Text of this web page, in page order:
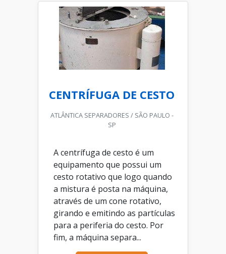
CENTRÍFUGA DE CESTO
ATLÂNTICA SEPARADORES / SÃO PAULO -
SP
A centrífuga de cesto é um
equipamento que possui um
cesto rotativo que logo quando
a mistura é posta na máquina,
através de um cone rotativo,
girando e emitindo as partículas
para a periferia do cesto. Por
fim, a máquina separa...